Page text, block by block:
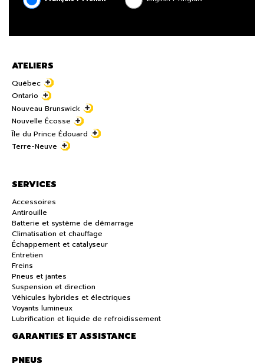
ATELIERS
Québec
Ontario
Nouveau Brunswick
Nouvelle Écosse
Île du Prince Édouard
Terre-Neuve
SERVICES
Accessoires
Antirouille
Batterie et système de démarrage
Climatisation et chauffage
Échappement et catalyseur
Entretien
Freins
Pneus et jantes
Suspension et direction
Véhicules hybrides et électriques
Voyants lumineux
Lubrification et liquide de refroidissement
GARANTIES ET ASSISTANCE
PNEUS